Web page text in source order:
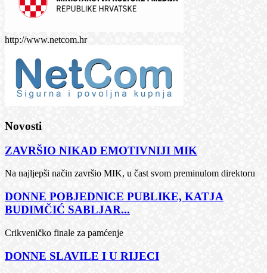
http://www.netcom.hr
Novosti
ZAVRŠIO NIKAD EMOTIVNIJI MIK
Na najljepši način završio MIK, u čast svom preminulom direktoru
DONNE POBJEDNICE PUBLIKE, KATJA
BUDIMČIĆ SABLJAR...
Crikveničko finale za pamćenje
DONNE SLAVILE I U RIJECI